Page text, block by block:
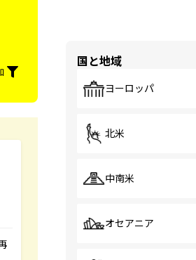
国と地域
ヨーロッパ
北米
中南米
オセアニア